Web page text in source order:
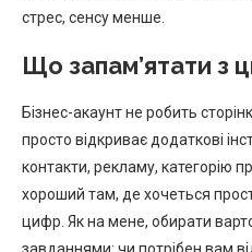
стрес, сенсу менше.
Що запам’ятати з
Бізнес-акаунт не робить
просто відкриває додаткові
контакти, рекламу, категорію
хороший там, де хочеться
цифр. Як на мене, обирати
завданнями: чи потрібен вам